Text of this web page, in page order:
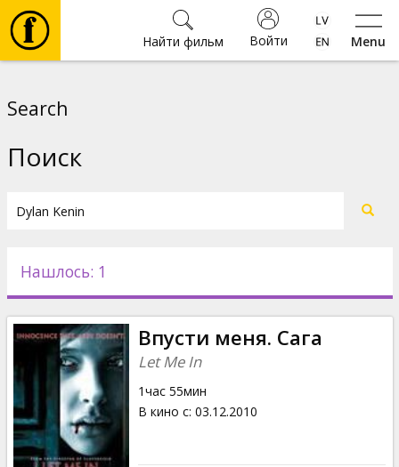
Menu
Войти
Найти фильм
Новости
Подарки
Кинозакуски
B2B
Search
Поиск
Нашлось: 1
Впусти меня. Сага
Let Me In
1час 55мин
В кино с: 03.12.2010